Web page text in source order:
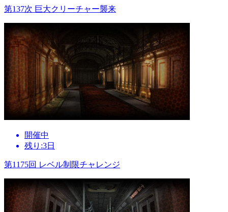
第137次 巨大クリーチャー襲来
開催中
残り:3日
第1175回 レベル制限チャレンジ